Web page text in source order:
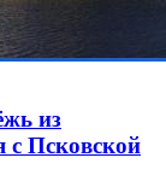
из
с Псковской